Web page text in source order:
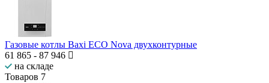
Газовые котлы Baxi ECO Nova двухконтурные
61 865 - 87 946
на складе
Товаров 7